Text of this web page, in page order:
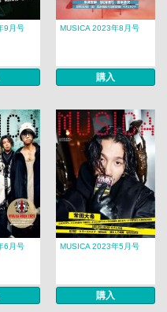
9月号 MUSICA 2023年8月号
購入
6月号 MUSICA 2023年5月号
購入